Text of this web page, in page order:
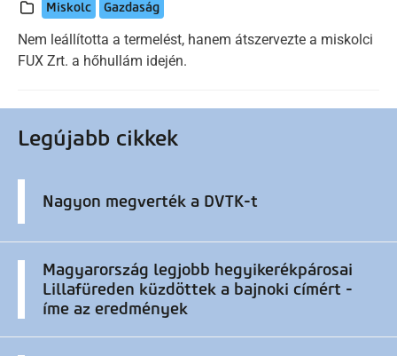
Miskolc Gazdaság
Nem leállította a termelést, hanem átszervezte a miskolci
FUX Zrt. a hőhullám idején.
Legújabb cikkek
Nagyon megverték a DVTK-t
Magyarország legjobb hegyikerékpárosai
Lillafüreden küzdöttek a bajnoki címért -
íme az eredmények